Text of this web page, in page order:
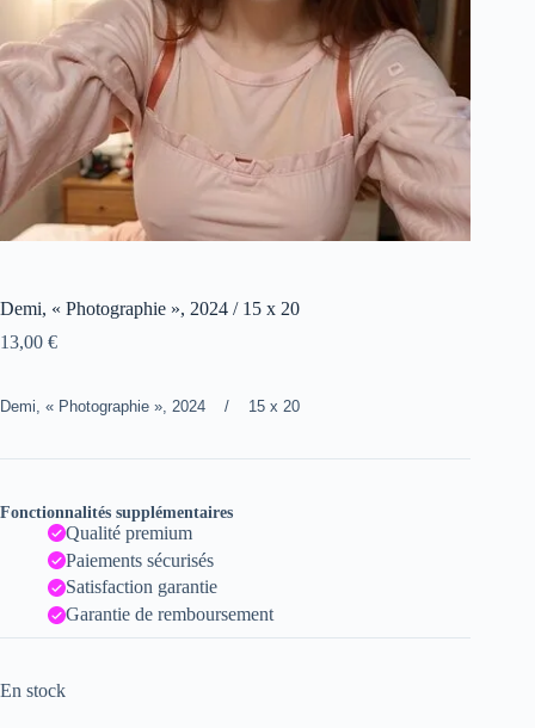
Demi, « Photographie », 2024 / 15 x 20
13,00 €
Demi, « Photographie », 2024 / 15 x 20
Fonctionnalités supplémentaires
Qualité premium
Paiements sécurisés
Satisfaction garantie
Garantie de remboursement
En stock